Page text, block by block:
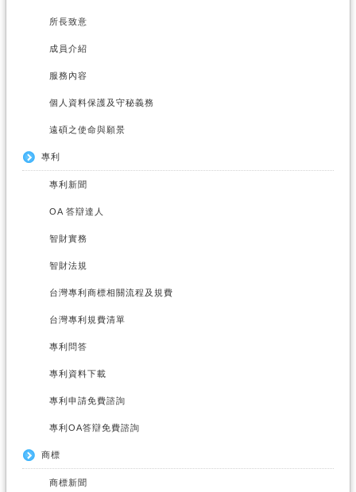
所長致意
成員介紹
服務內容
個人資料保護及守秘義務
遠碩之使命與願景
專利
專利新聞
OA 答辯達人
智財實務
智財法規
台灣專利商標相關流程及規費
台灣專利規費清單
專利問答
專利資料下載
專利申請免費諮詢
專利OA答辯免費諮詢
商標
商標新聞